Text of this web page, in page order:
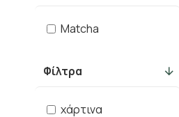
Matcha
Φίλτρα
χάρτινα